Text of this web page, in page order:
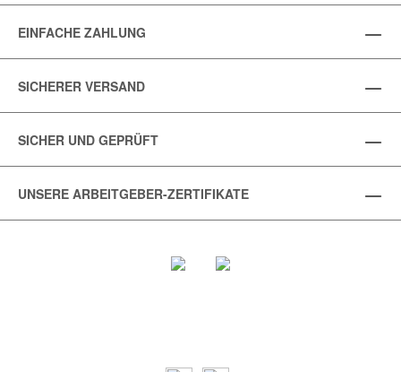
EINFACHE ZAHLUNG
SICHERER VERSAND
SICHER UND GEPRÜFT
UNSERE ARBEITGEBER-ZERTIFIKATE